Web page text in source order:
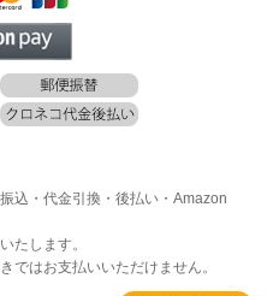
込・代金引換・後払い・Amazon
たします。
ではお支払いいただけません。